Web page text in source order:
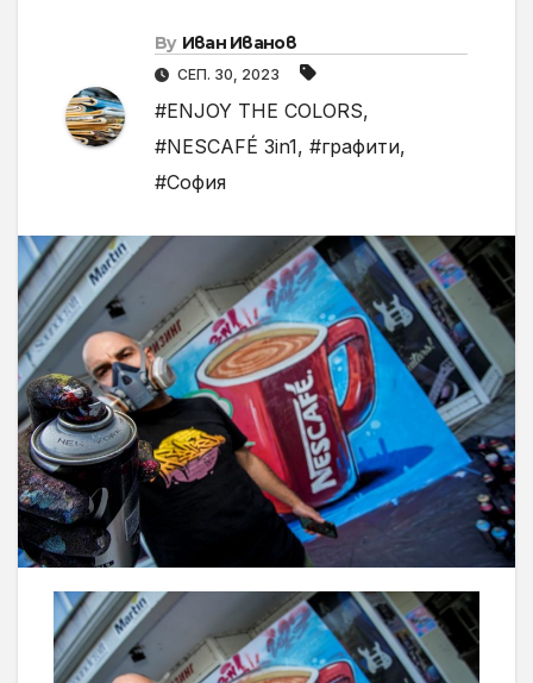
By Иван Иванов
СЕП. 30, 2023
#ENJOY THE COLORS,
#NESCAFÉ 3in1, #графити,
#София